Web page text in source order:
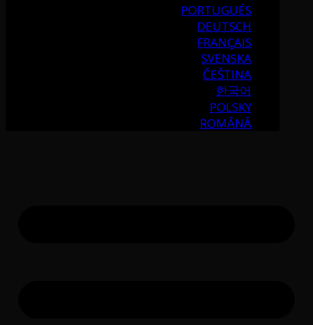
PORTUGUÉS
DEUTSCH
FRANÇAIS
SVENSKA
ČEŠTINA
한국어
POLSKY
ROMÂNĂ